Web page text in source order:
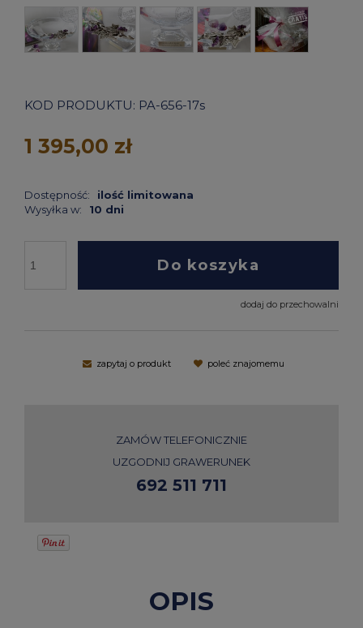
KOD PRODUKTU: PA-656-17s
Dostępność:
ilość limitowana
Wysyłka w:
10 dni
1 395,00 zł
Do koszyka
dodaj do przechowalni
zapytaj o produkt poleć znajomemu
ZAMÓW TELEFONICZNIE
UZGODNIJ GRAWERUNEK
692 511 711
OPIS